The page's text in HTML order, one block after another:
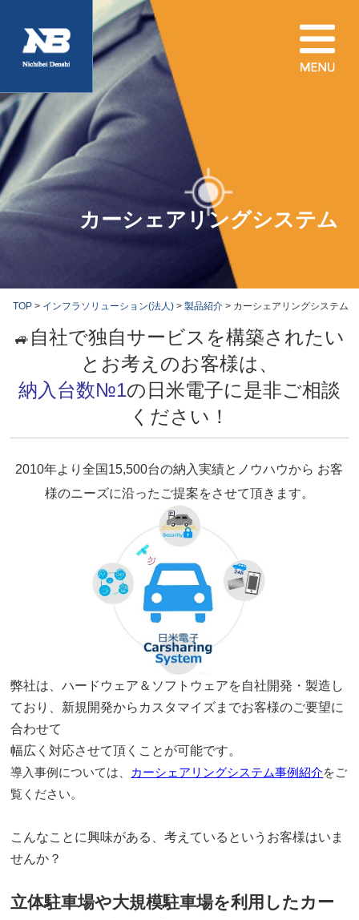
TOP> インフラソリューション(法人)> 製品紹介> カーシェアリングシステム
カーシェアリングシステム
🚙 自社で独自サービスを構築されたい
とお考えのお客様は、
納入台数№1の日米電子に是非ご相談
ください！
2010年より全国15,500台の納入実績とノウハウから お客
様のニーズに沿ったご提案をさせて頂きます。
弊社は、ハードウェア＆ソフトウェアを自社開発・製造し
ており、新規開発からカスタマイズまでお客様のご要望に
合わせて
幅広く対応させて頂くことが可能です。
導入事例については、 カーシェアリングシステム事例紹介をご
覧ください。
こんなことに興味がある、考えているという お客様はいま
せんか？
立体駐車場や大規模駐車場を利用したカー